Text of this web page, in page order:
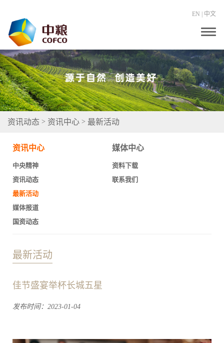
EN 中文
T
g
g
e
n
a
v
i
资讯动态 > 资讯中心 > 最新活动
资讯中心
中央精神
资讯动态
最新活动
媒体报道
国资动态
媒体中心
资料下载
联系我们
最新活动
佳节盛宴举杯长城五星
发布时间：2023-01-04